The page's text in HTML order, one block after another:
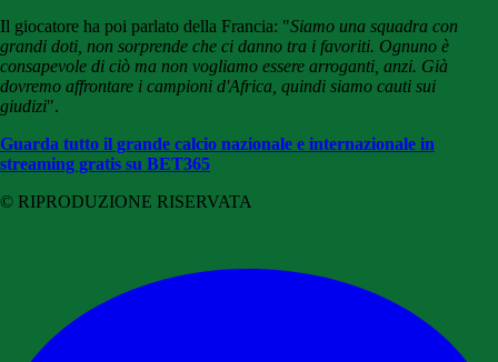
Il giocatore ha poi parlato della Francia: "Siamo una squadra con
grandi doti, non sorprende che ci danno tra i favoriti. Ognuno è
consapevole di ciò ma non vogliamo essere arroganti, anzi. Già
dovremo affrontare i campioni d'Africa, quindi siamo cauti sui
giudizi".
Guarda tutto il grande calcio nazionale e internazionale in
streaming gratis su BET365
© RIPRODUZIONE RISERVATA